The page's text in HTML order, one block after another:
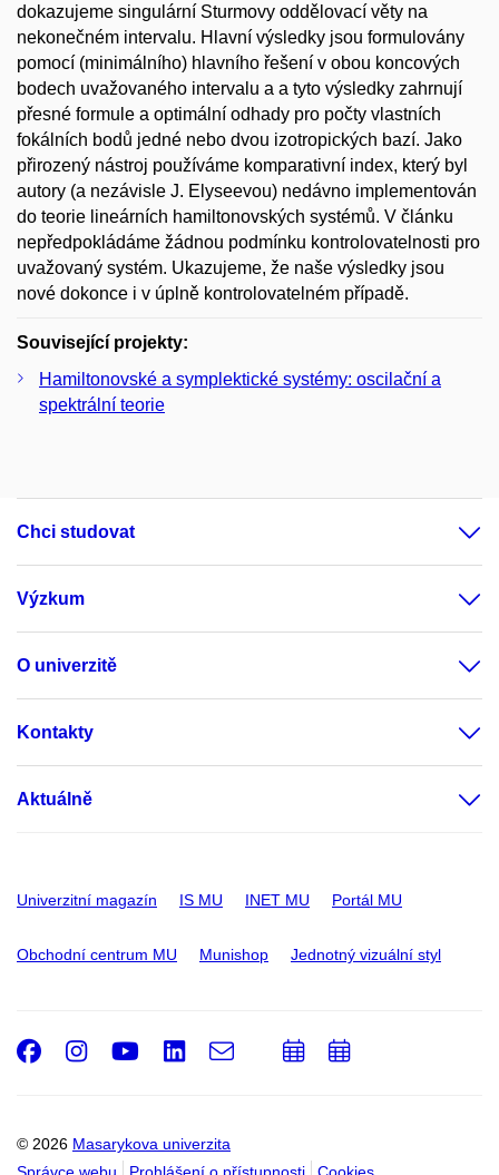
dokazujeme singulární Sturmovy oddělovací věty na
nekonečném intervalu. Hlavní výsledky jsou formulovány
pomocí (minimálního) hlavního řešení v obou koncových
bodech uvažovaného intervalu a a tyto výsledky zahrnují
přesné formule a optimální odhady pro počty vlastních
fokálních bodů jedné nebo dvou izotropických bazí. Jako
přirozený nástroj používáme komparativní index, který byl
autory (a nezávisle J. Elyseevou) nedávno implementován
do teorie lineárních hamiltonovských systémů. V článku
nepředpokládáme žádnou podmínku kontrolovatelnosti pro
uvažovaný systém. Ukazujeme, že naše výsledky jsou
nové dokonce i v úplně kontrolovatelném případě.
Související projekty:
Hamiltonovské a symplektické systémy: oscilační a
spektrální teorie
Chci studovat
Výzkum
O univerzitě
Kontakty
Aktuálně
Univerzitní magazín IS MU INET MU Portál MU
Obchodní centrum MU Munishop Jednotný vizuální styl
© 2026 Masarykova univerzita
Facebook
Instagram
Youtube
LinkedIn
e-
Email
PřidatPřidat